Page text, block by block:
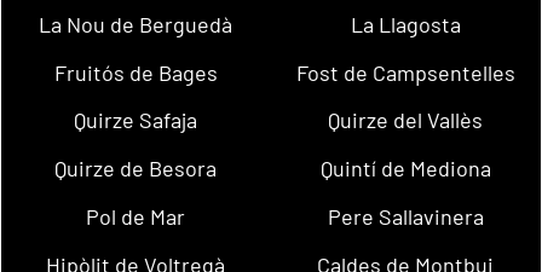
La Nou de Berguedà
La Llagosta
Fruitós de Bages
Fost de Campsentelles
Quirze Safaja
Quirze del Vallès
Quirze de Besora
Quintí de Mediona
Pol de Mar
Pere Sallavinera
Hipòlit de Voltregà
Caldes de Montbui